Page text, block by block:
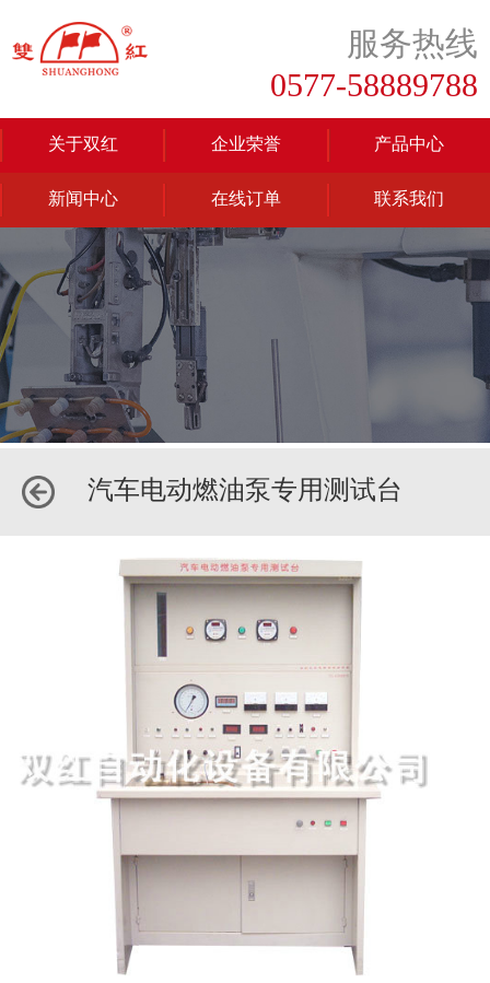
服务热线
0577-58889788
关于双红 企业荣誉 产品中心
新闻中心 在线订单 联系我们
汽车电动燃油泵专用测试台